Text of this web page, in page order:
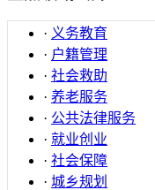
· 义务教育
· 户籍管理
· 社会救助
· 养老服务
· 公共法律服务
· 就业创业
· 社会保障
· 城乡规划